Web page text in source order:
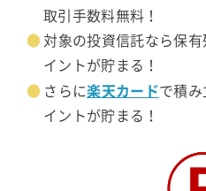
取引手数料無料！
対象の投資信託なら保
イントが貯まる！
さらに楽天カードで積
イントが貯まる！